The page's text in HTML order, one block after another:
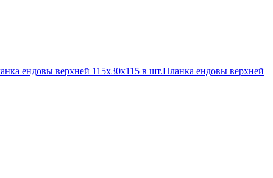
ендовы верхней 115х30х115 в шт.Планка ендовы верхней